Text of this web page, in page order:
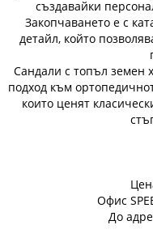
създавайки
Закопчаването е с
детайл, който
Сандали с топъл земен
подход към
които ценят
Офис
До